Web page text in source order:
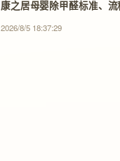
康之居母婴除甲醛标准、流
2026/8/5 18:37:29